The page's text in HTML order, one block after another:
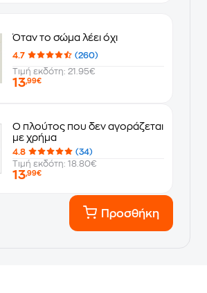
Όταν το σώμα λέει όχι
4.7
(260)
Τιμή εκδότη: 21.95€
13,99€
Ο πλούτος που δεν αγοράζεται
με χρήμα
4.8
(34)
Τιμή εκδότη: 18.80€
13,99€
Προσθήκη